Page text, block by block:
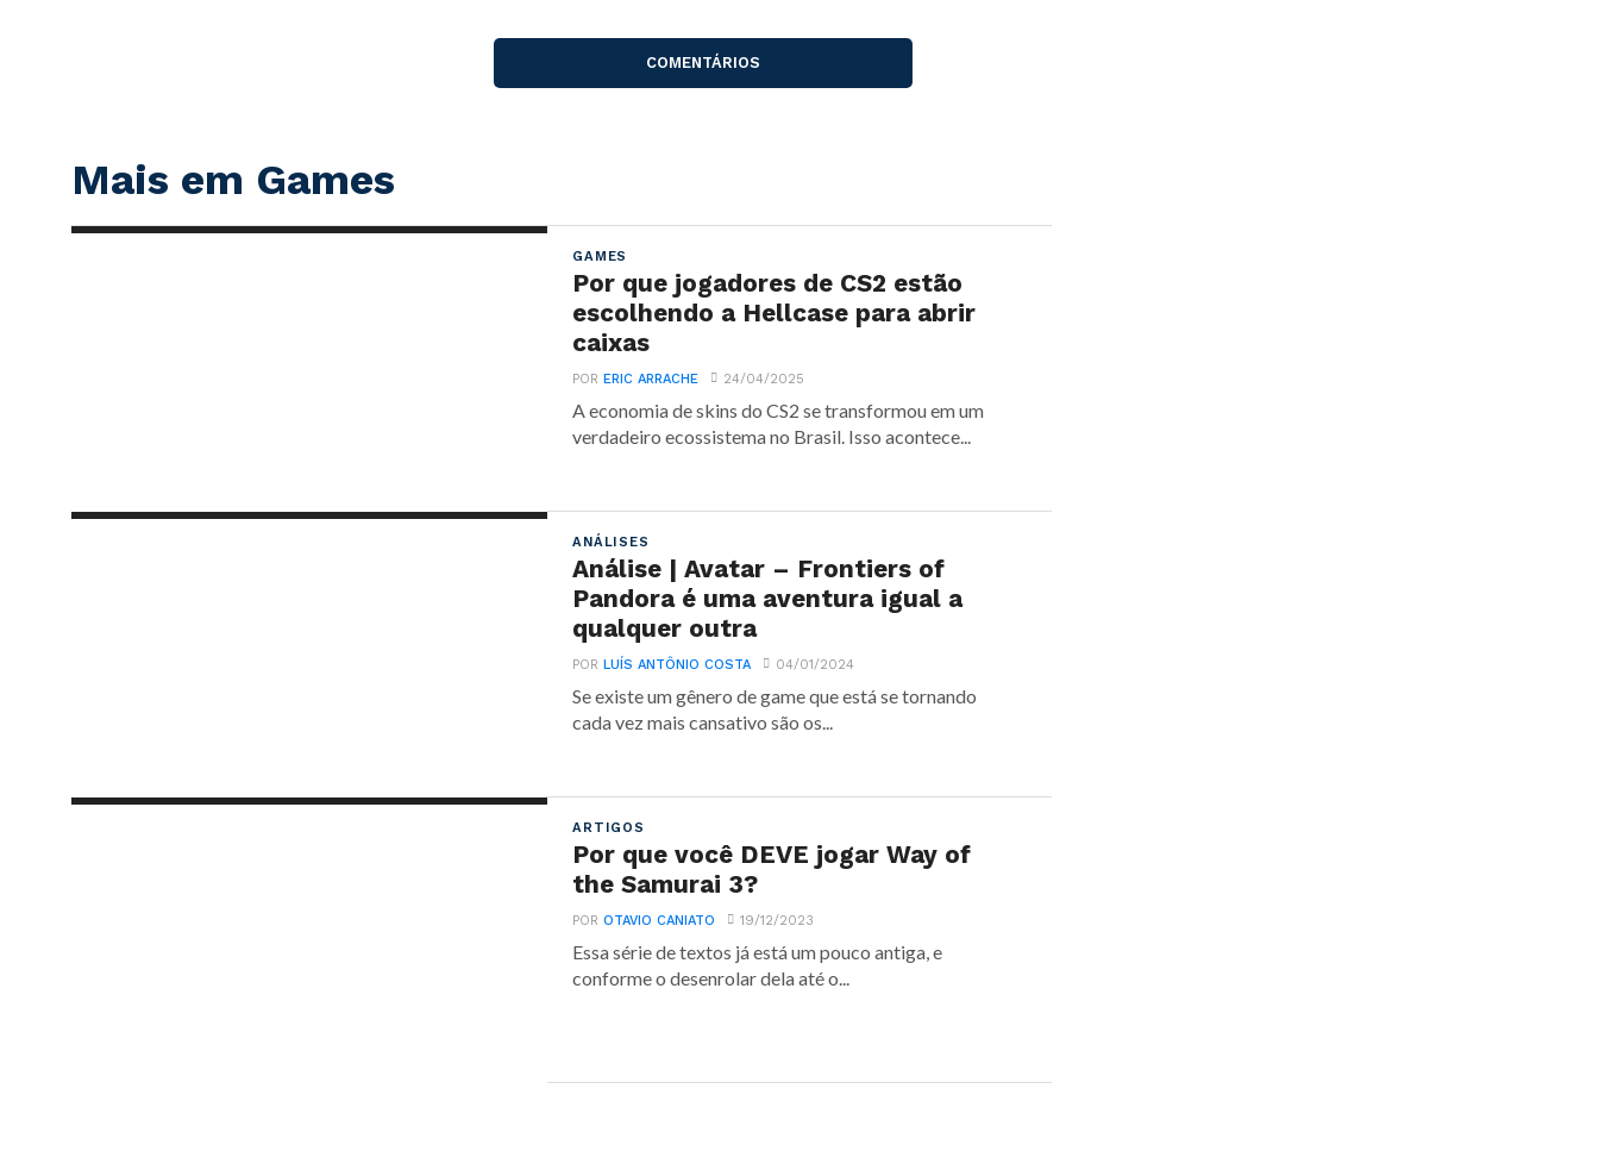
COMENTÁRIOS
Mais em Games
GAMES
Por que jogadores de CS2 estão
escolhendo a Hellcase para abrir
caixas
PORERIC ARRACHE 24/04/2025
A economia de skins do CS2 se transformou em um
verdadeiro ecossistema no Brasil. Isso acontece...
ANÁLISES
Análise | Avatar – Frontiers of
Pandora é uma aventura igual a
qualquer outra
PORLUÍS ANTÔNIO COSTA 04/01/2024
Se existe um gênero de game que está se tornando
cada vez mais cansativo são os...
ARTIGOS
Por que você DEVE jogar Way of
the Samurai 3?
POROTAVIO CANIATO 19/12/2023
Essa série de textos já está um pouco antiga, e
conforme o desenrolar dela até o...